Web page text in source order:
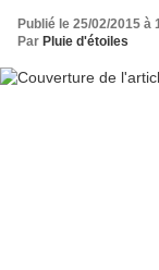
Publié le 25/02/2015 à
Par Pluie d'étoiles